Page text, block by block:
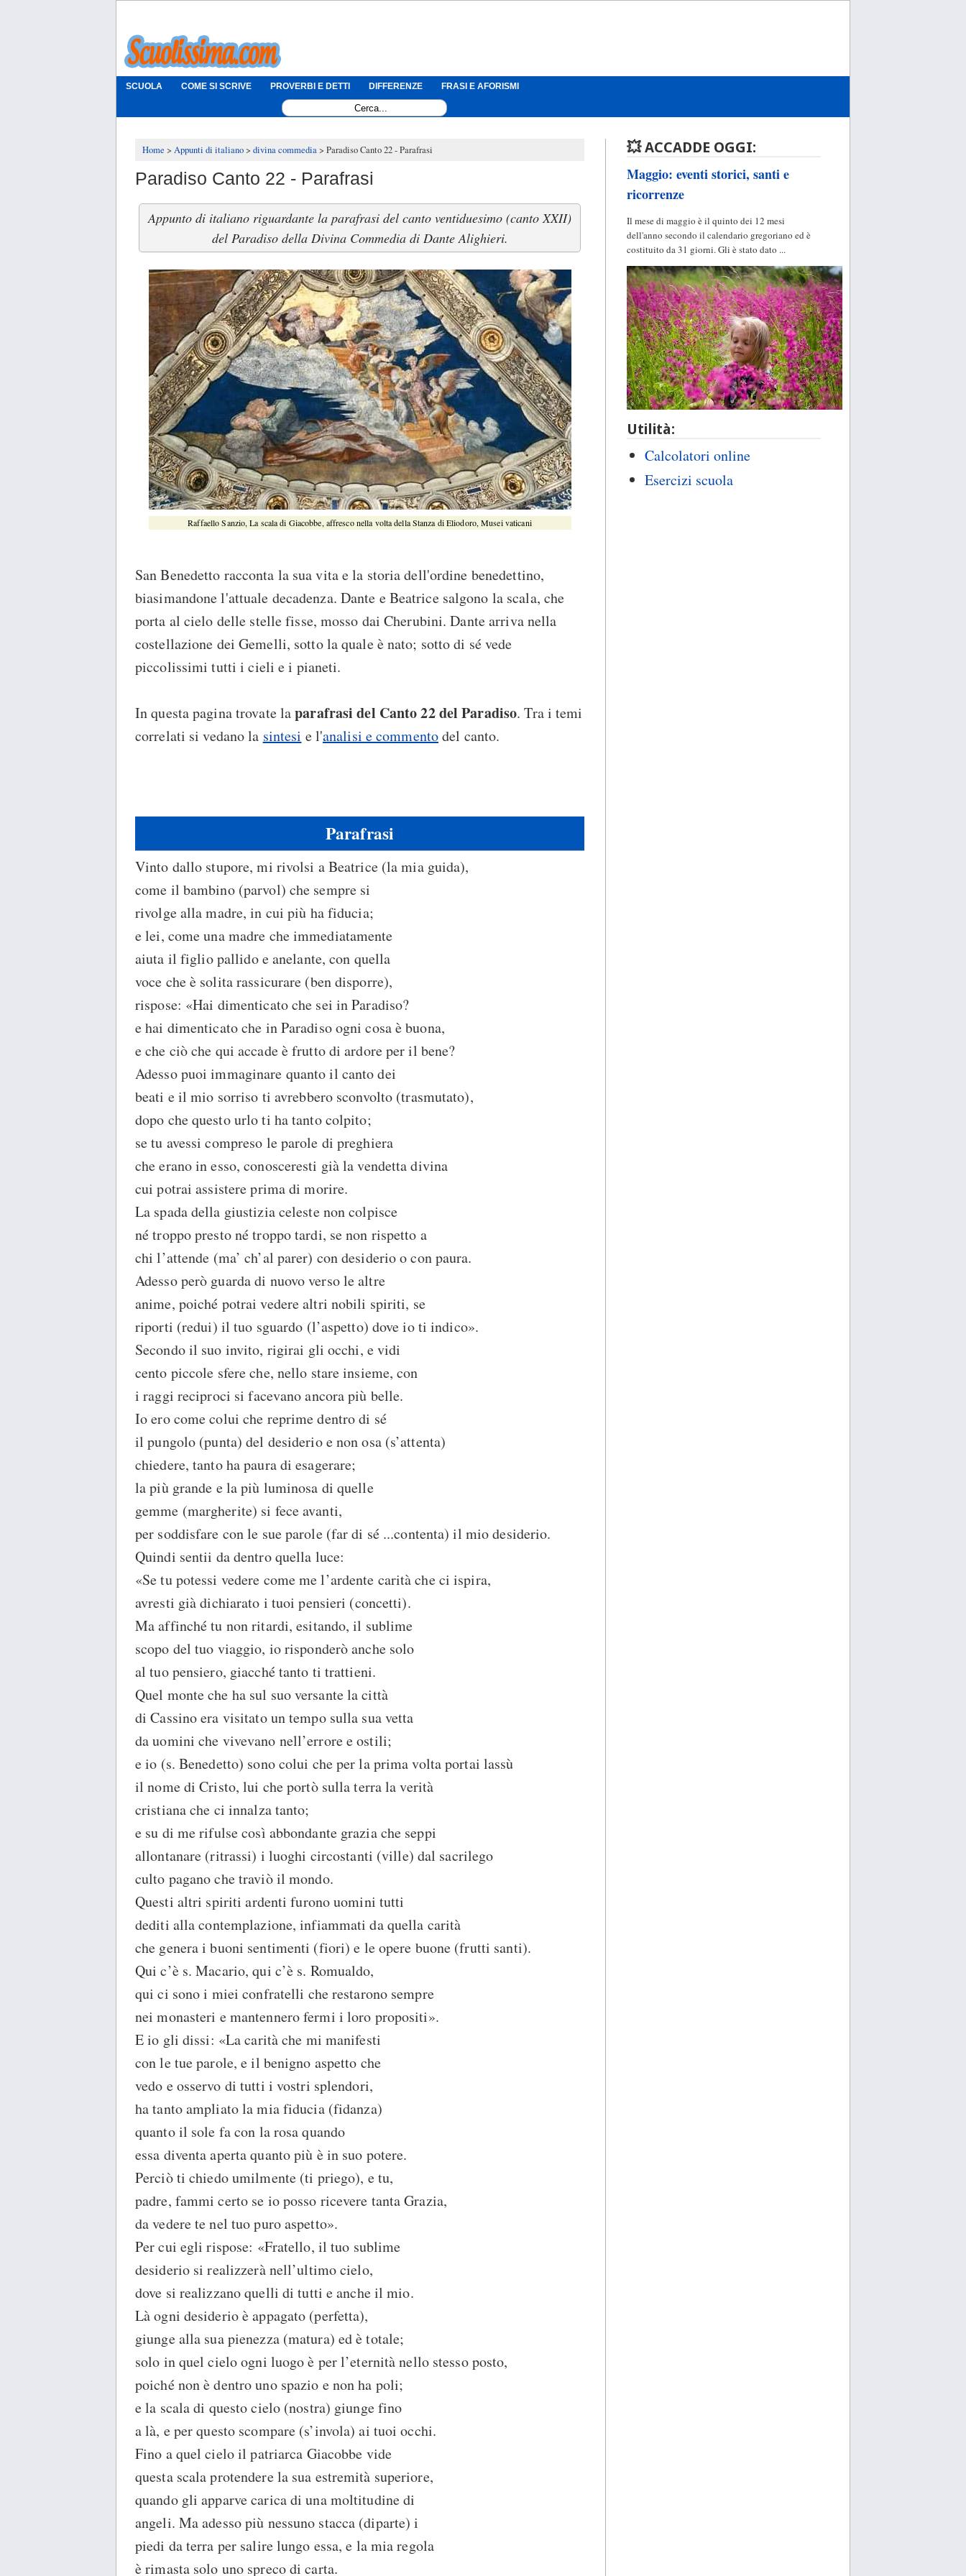
SCUOLA COME SI SCRIVE PROVERBI E DETTI DIFFERENZE FRASI E AFORISMI
Home Appunti di italiano divina commedia Paradiso Canto 22 - Parafrasi
Paradiso Canto 22 - Parafrasi
Appunto di italiano riguardante la parafrasi del canto ventiduesimo (canto XXII)
del Paradiso della Divina Commedia di Dante Alighieri.
Raffaello Sanzio, La scala di Giacobbe, affresco nella volta della Stanza di Eliodoro, Musei vaticani
San Benedetto racconta la sua vita e la storia dell'ordine benedettino,
biasimandone l'attuale decadenza. Dante e Beatrice salgono la scala, che
porta al cielo delle stelle fisse, mosso dai Cherubini. Dante arriva nella
costellazione dei Gemelli, sotto la quale è nato; sotto di sé vede
piccolissimi tutti i cieli e i pianeti.
In questa pagina trovate laparafrasi del Canto 22 del Paradiso. Tra i temi
correlati si vedano la sintesi e l'analisi e commentodel canto.
Parafrasi
Vinto dallo stupore, mi rivolsi a Beatrice (la mia guida),
come il bambino (parvol) che sempre si
rivolge alla madre, in cui più ha fiducia;
e lei, come una madre che immediatamente
aiuta il figlio pallido e anelante, con quella
voce che è solita rassicurare (ben disporre),
rispose: «Hai dimenticato che sei in Paradiso?
e hai dimenticato che in Paradiso ogni cosa è buona,
e che ciò che qui accade è frutto di ardore per il bene?
Adesso puoi immaginare quanto il canto dei
beati e il mio sorriso ti avrebbero sconvolto (trasmutato),
dopo che questo urlo ti ha tanto colpito;
se tu avessi compreso le parole di preghiera
che erano in esso, conosceresti già la vendetta divina
cui potrai assistere prima di morire.
La spada della giustizia celeste non colpisce
né troppo presto né troppo tardi, se non rispetto a
chi l’attende (ma’ ch’al parer) con desiderio o con paura.
Adesso però guarda di nuovo verso le altre
anime, poiché potrai vedere altri nobili spiriti, se
riporti (redui) il tuo sguardo (l’aspetto) dove io ti indico».
Secondo il suo invito, rigirai gli occhi, e vidi
cento piccole sfere che, nello stare insieme, con
i raggi reciproci si facevano ancora più belle.
Io ero come colui che reprime dentro di sé
il pungolo (punta) del desiderio e non osa (s’attenta)
chiedere, tanto ha paura di esagerare;
la più grande e la più luminosa di quelle
gemme (margherite) si fece avanti,
per soddisfare con le sue parole (far di sé ...contenta) il mio desiderio.
Quindi sentii da dentro quella luce:
«Se tu potessi vedere come me l’ardente carità che ci ispira,
avresti già dichiarato i tuoi pensieri (concetti).
Ma affinché tu non ritardi, esitando, il sublime
scopo del tuo viaggio, io risponderò anche solo
al tuo pensiero, giacché tanto ti trattieni.
Quel monte che ha sul suo versante la città
di Cassino era visitato un tempo sulla sua vetta
da uomini che vivevano nell’errore e ostili;
e io (s. Benedetto) sono colui che per la prima volta portai lassù
il nome di Cristo, lui che portò sulla terra la verità
cristiana che ci innalza tanto;
e su di me rifulse così abbondante grazia che seppi
allontanare (ritrassi) i luoghi circostanti (ville) dal sacrilego
culto pagano che traviò il mondo.
Questi altri spiriti ardenti furono uomini tutti
dediti alla contemplazione, infiammati da quella carità
che genera i buoni sentimenti (fiori) e le opere buone (frutti santi).
Qui c’è s. Macario, qui c’è s. Romualdo,
qui ci sono i miei confratelli che restarono sempre
nei monasteri e mantennero fermi i loro propositi».
E io gli dissi: «La carità che mi manifesti
con le tue parole, e il benigno aspetto che
vedo e osservo di tutti i vostri splendori,
ha tanto ampliato la mia fiducia (fidanza)
quanto il sole fa con la rosa quando
essa diventa aperta quanto più è in suo potere.
Perciò ti chiedo umilmente (ti priego), e tu,
padre, fammi certo se io posso ricevere tanta Grazia,
da vedere te nel tuo puro aspetto».
Per cui egli rispose: «Fratello, il tuo sublime
desiderio si realizzerà nell’ultimo cielo,
dove si realizzano quelli di tutti e anche il mio.
Là ogni desiderio è appagato (perfetta),
giunge alla sua pienezza (matura) ed è totale;
solo in quel cielo ogni luogo è per l’eternità nello stesso posto,
poiché non è dentro uno spazio e non ha poli;
e la scala di questo cielo (nostra) giunge fino
a là, e per questo scompare (s’invola) ai tuoi occhi.
Fino a quel cielo il patriarca Giacobbe vide
questa scala protendere la sua estremità superiore,
quando gli apparve carica di una moltitudine di
angeli. Ma adesso più nessuno stacca (diparte) i
piedi da terra per salire lungo essa, e la mia regola
è rimasta solo uno spreco di carta.
💥 ACCADDE OGGI:
Maggio: eventi storici, santi e
ricorrenze
Il mese di maggio è il quinto dei 12 mesi
dell'anno secondo il calendario gregoriano ed è
costituito da 31 giorni. Gli è stato dato ...
Utilità:
Calcolatori online
Esercizi scuola